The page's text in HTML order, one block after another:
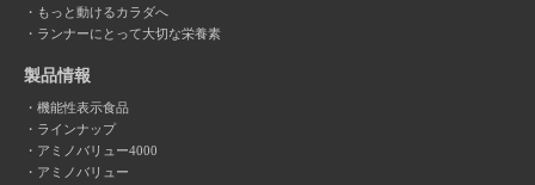
もっと動けるカラダへ
ランナーにとって大切な栄養素
製品情報
機能性表示食品
ラインナップ
アミノバリュー4000
アミノバリュー